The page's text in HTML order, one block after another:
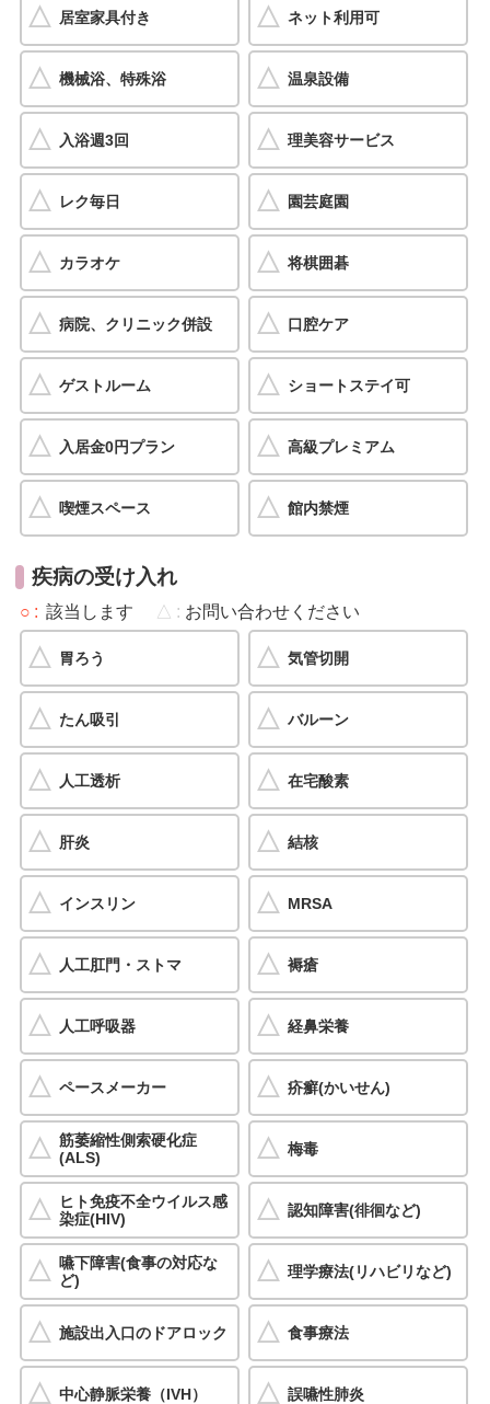
居室家具付き ネット利用可
機械浴、特殊浴 温泉設備
入浴週3回 理美容サービス
レク毎日 園芸庭園
カラオケ 将棋囲碁
病院、クリニック併設 口腔ケア
ゲストルーム ショートステイ可
入居金0円プラン 高級プレミアム
喫煙スペース 館内禁煙
疾病の受け入れ
○ 該当します △ お問い合わせください
胃ろう 気管切開
たん吸引 バルーン
人工透析 在宅酸素
肝炎 結核
インスリン MRSA
人工肛門・ストマ 褥瘡
人工呼吸器 経鼻栄養
ペースメーカー 疥癬(かいせん)
筋萎縮性側索硬化症
(ALS)
梅毒
ヒト免疫不全ウイルス感
染症(HIV)
認知障害(徘徊など)
嚥下障害(食事の対応な
ど)
理学療法(リハビリなど)
施設出入口のドアロック 食事療法
中心静脈栄養（IVH） 誤嚥性肺炎